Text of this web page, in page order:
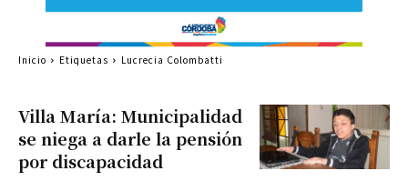
Villa María: Municipalidad
se niega a darle la pensión
por discapacidad
Inicio Etiquetas Lucrecia Colombatti